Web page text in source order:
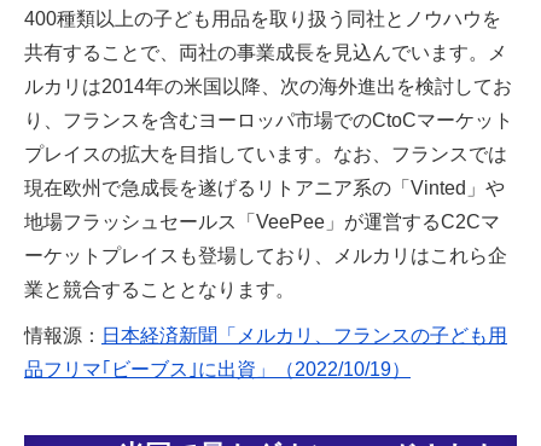
400種類以上の子ども用品を取り扱う同社とノウハウを
共有することで、両社の事業成長を見込んでいます。メ
ルカリは2014年の米国以降、次の海外進出を検討してお
り、フランスを含むヨーロッパ市場でのCtoCマーケット
プレイスの拡大を目指しています。なお、フランスでは
現在欧州で急成長を遂げるリトアニア系の「Vinted」や
地場フラッシュセールス「VeePee」が運営するC2Cマ
ーケットプレイスも登場しており、メルカリはこれら企
業と競合することとなります。
情報源： 日本経済新聞「メルカリ、フランスの子ども用
品フリマ｢ビーブス｣に出資」（2022/10/19）